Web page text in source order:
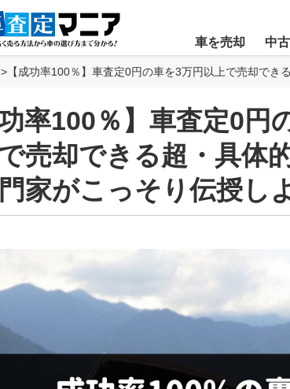
車を売却 中
【成功率100％】車査定0円の車を3万円以上で売却で
功率100％】車査定0円
売却できる超・具体
家がこっそり伝授し